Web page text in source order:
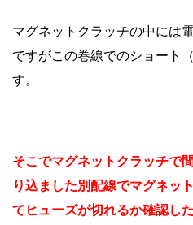
マグネットクラッチの中には
ですがこの巻線でのショート
す。
そこでマグネットクラッチで
り込ました別配線でマグネッ
てヒューズが切れるか確認し